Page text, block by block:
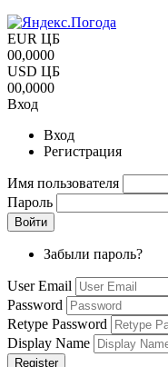
EUR ЦБ
00,0000
USD ЦБ
00,0000
Вход
Вход
Регистрация
Имя пользователя
Пароль
Забыли пароль?
User Email
Password
Retype Password
Display Name